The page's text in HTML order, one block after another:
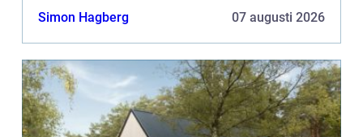
gäster som ska stanna över en l&a...
Simon Hagberg 07 augusti 2026